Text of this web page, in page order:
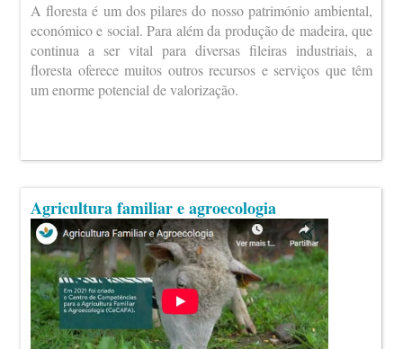
A floresta é um dos pilares do nosso património ambiental,
económico e social. Para além da produção de madeira, que
continua a ser vital para diversas fileiras industriais, a
floresta oferece muitos outros recursos e serviços que têm
um enorme potencial de valorização.
Agricultura familiar e agroecologia